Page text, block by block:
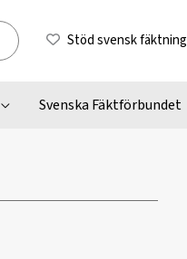
Stöd svensk fäktning
Svenska Fäktförbundet